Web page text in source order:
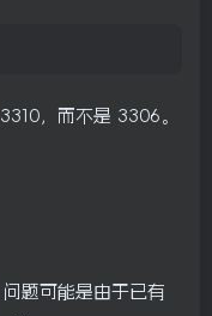
，而不是 3306。
问题可能是由于已有